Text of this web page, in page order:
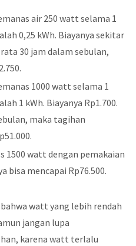
air 250 watt selama 1
0,25 kWh. Biayanya sekitar
30 jam dalam sebulan,
1000 watt selama 1
1 kWh. Biayanya Rp1.700.
maka tagihan
1500 watt dengan pemakaian
bisa mencapai Rp76.500.
watt yang lebih rendah
jangan lupa
karena watt terlalu